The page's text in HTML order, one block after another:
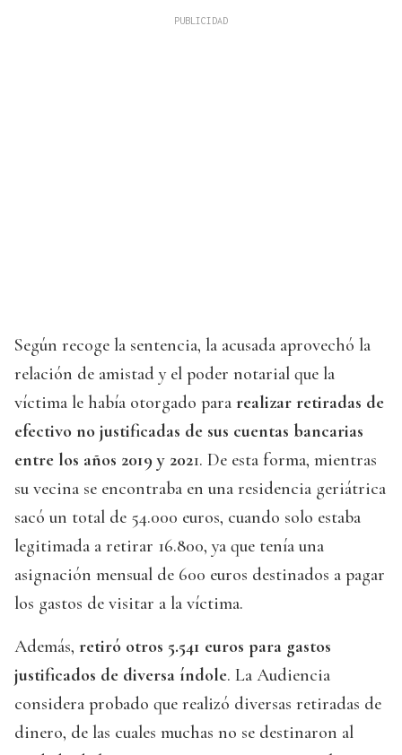
Según recoge la sentencia, la acusada aprovechó la
relación de amistad y el poder notarial que la
víctima le había otorgado para realizar retiradas de
efectivo no justificadas de sus cuentas bancarias
entre los años 2019 y 2021. De esta forma, mientras
su vecina se encontraba en una residencia geriátrica
sacó un total de 54.000 euros, cuando solo estaba
legitimada a retirar 16.800, ya que tenía una
asignación mensual de 600 euros destinados a pagar
los gastos de visitar a la víctima.
Además, retiró otros 5.541 euros para gastos
justificados de diversa índole. La Audiencia
considera probado que realizó diversas retiradas de
dinero, de las cuales muchas no se destinaron al